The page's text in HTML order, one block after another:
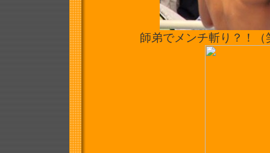
師弟でメンチ斬り？！